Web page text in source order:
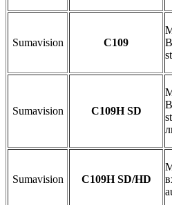
Sumavision C109
Sumavision C109H SD
Sumavision C109H SD/HD